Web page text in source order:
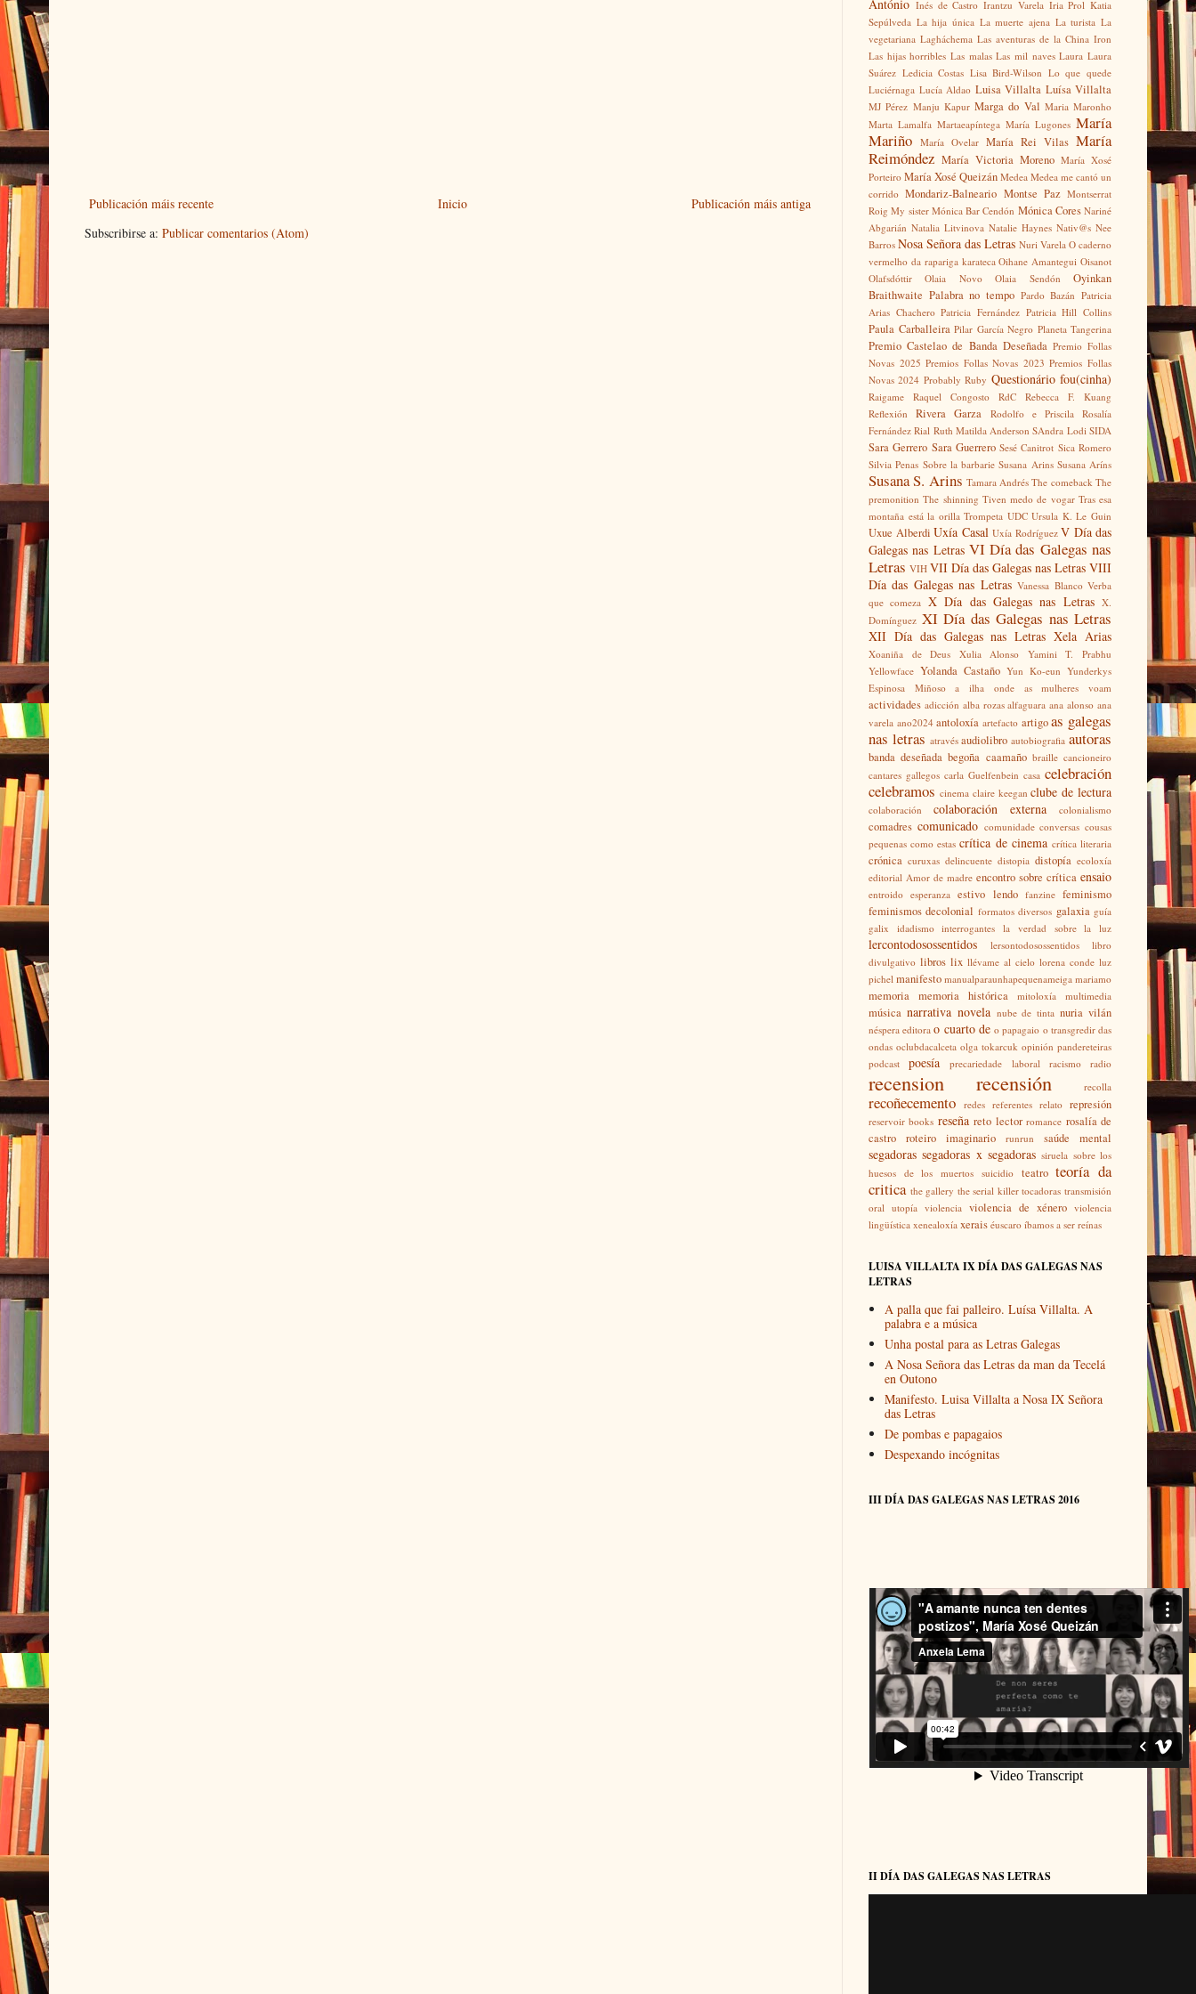
Publicación máis recente Publicación máis antiga
Inicio
Subscribirse a: Publicar comentarios (Atom)
António Inés de Castro Irantzu Varela Iria Prol Katia
Sepúlveda La hija única La muerte ajena La turista La
vegetariana Lagháchema Las aventuras de la China Iron
Las hijas horribles Las malas Las mil naves Laura Laura
Suárez Ledicia Costas Lisa Bird-Wilson Lo que quede
Luciérnaga Lucía Aldao Luisa Villalta Luísa Villalta
MJ Pérez Manju Kapur Marga do Val Maria Maronho
Marta Lamalfa Martaeapíntega María Lugones María
Mariño María Ovelar María Rei Vilas María
Reimóndez María Victoria Moreno María Xosé
Porteiro María Xosé Queizán Medea Medea me cantó un
corrido Mondariz-Balneario Montse Paz Montserrat
Roig My sister Mónica Bar Cendón Mónica Cores Nariné
Abgarián Natalia Litvinova Natalie Haynes Nativ@s Nee
Barros Nosa Señora das Letras Nuri Varela O caderno
vermelho da rapariga karateca Oihane Amantegui Oisanot
Olafsdóttir
Olaia Novo Olaia Sendón
Oyinkan
Braithwaite Palabra no tempo Pardo Bazán Patricia
Arias Chachero Patricia Fernández Patricia Hill Collins
Paula Carballeira Pilar García Negro Planeta Tangerina
Premio Castelao de Banda Deseñada Premio Follas
Novas 2025 Premios Follas Novas 2023 Premios Follas
Novas 2024 Probably Ruby Questionário fou(cinha)
Raigame Raquel Congosto RdC
Rebecca F. Kuang
Reflexión
Rivera Garza Rodolfo e Priscila
Rosalía
Fernández Rial Ruth Matilda Anderson SAndra Lodi SIDA
Sara Gerrero Sara Guerrero Sesé Canitrot Sica Romero
Silvia Penas Sobre la barbarie Susana Arins Susana Aríns
Susana S. Arins Tamara Andrés The comeback The
premonition The shinning Tiven medo de vogar Tras esa
montaña está la orilla Trompeta UDC Ursula K. Le Guin
Uxue Alberdi Uxía Casal Uxía Rodríguez V Día das
Galegas nas Letras VI Día das Galegas nas
Letras VIH VII Día das Galegas nas Letras VIII
Día das Galegas nas Letras Vanessa Blanco Verba
que comeza X Día das Galegas nas Letras X.
Domínguez XI Día das Galegas nas Letras
XII Día das Galegas nas Letras Xela Arias
Xoaniña de Deus Xulia Alonso
Yamini T. Prabhu
Yellowface Yolanda Castaño Yun Ko-eun Yunderkys
Espinosa Miñoso
a ilha onde as mulheres voam
actividades adicción alba rozas alfaguara ana alonso ana
varela ano2024 antoloxía artefacto artigo as galegas
nas letras através audiolibro autobiografia autoras
banda deseñada begoña caamaño braille cancioneiro
cantares gallegos carla Guelfenbein casa celebración
celebramos cinema claire keegan clube de lectura
colaboración colaboración externa colonialismo
comadres comunicado comunidade conversas cousas
pequenas como estas crítica de cinema crítica literaria
crónica curuxas delincuente distopia distopía ecoloxía
editorial Amor de madre encontro sobre crítica ensaio
entroido esperanza estivo lendo fanzine feminismo
feminismos decolonial formatos diversos galaxia guía
galix
idadismo interrogantes la verdad sobre la luz
lercontodosossentidos lersontodosossentidos
libro
divulgativo libros lix llévame al cielo lorena conde luz
pichel manifesto manualparaunhapequenameiga mariamo
memoria memoria histórica mitoloxía multimedia
música narrativa novela nube de tinta nuria vilán
néspera editora o cuarto de o papagaio o transgredir das
ondas oclubdacalceta olga tokarcuk opinión pandereteiras
podcast
poesía precariedade laboral racismo radio
recension recensión recolla
recoñecemento redes referentes relato represión
reservoir books reseña reto lector romance rosalía de
castro
roteiro imaginario runrun saúde mental
segadoras segadoras x segadoras siruela sobre los
huesos de los muertos suicidio teatro teoría da
critica the gallery the serial killer tocadoras transmisión
oral utopía violencia violencia de xénero violencia
lingüística xenealoxía xerais éuscaro íbamos a ser reínas
LUISA VILLALTA IX DÍA DAS GALEGAS NAS
LETRAS
A palla que fai palleiro. Luísa Villalta. A
palabra e a música
Unha postal para as Letras Galegas
A Nosa Señora das Letras da man da Tecelá
en Outono
Manifesto. Luisa Villalta a Nosa IX Señora
das Letras
De pombas e papagaios
Despexando incógnitas
III DÍA DAS GALEGAS NAS LETRAS 2016
II DÍA DAS GALEGAS NAS LETRAS